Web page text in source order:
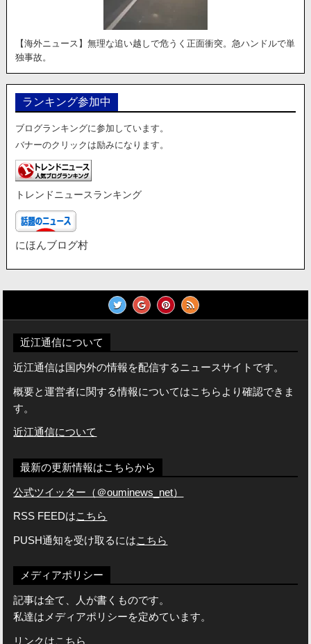
【海外ニュース】無理な追い越しで危うく正面衝突。急ハンドルで単
独事故。
ランキング参加中
ブログランキングに参加しています。
バナーのクリックは励みになります。
トレンドニュースランキング
にほんブログ村
近江通信について
近江通信は国内外の情報を配信するニュースサイトです。
概要と運営者に関する情報についてはこちらより確認できま
す。
近江通信について
最新の更新情報はこちらから
公式ツイッター（＠ouminews_net）
RSS FEEDはこちら
PUSH通知を受け取るにはこちら
メディアポリシー
記事は全て、人が書くものです。
私達はメディアポリシーを定めています。
リンクはこちら